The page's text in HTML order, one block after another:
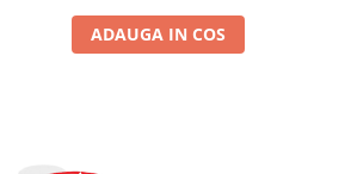
ADAUGA IN COS